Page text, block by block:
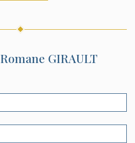
Romane GIRAULT